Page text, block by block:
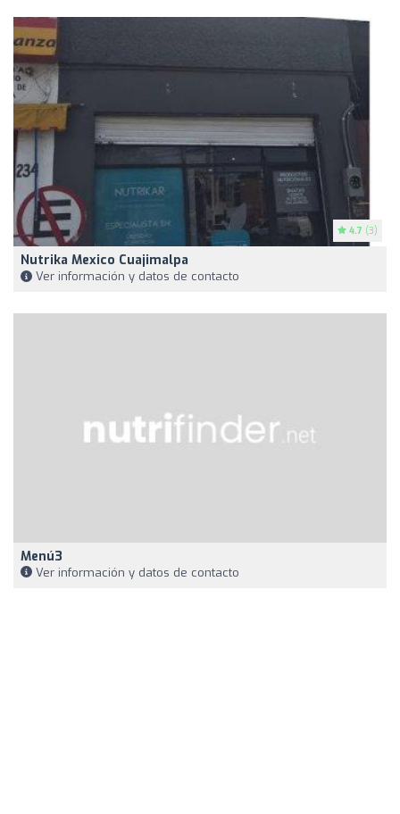
4.7 (3)
Nutrika Mexico Cuajimalpa
Ver información y datos de contacto
Menú3
Ver información y datos de contacto